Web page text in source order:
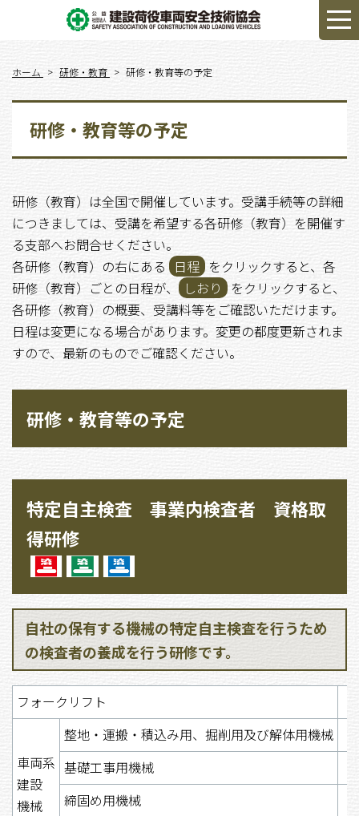
ホーム 研修・教育 研修・教育等の予定
研修・教育等の予定
研修（教育）は全国で開催しています。受講手続等の詳細
につきましては、受講を希望する各研修（教育）を開催す
る支部へお問合せください。
各研修（教育）の右にある
日程 をクリックすると、各
研修（教育）ごとの日程が、
しおり をクリックすると、
各研修（教育）の概要、受講料等をご確認いただけます。
日程は変更になる場合があります。変更の都度更新されま
すので、最新のものでご確認ください。
研修・教育等の予定
特定自主検査 事業内検査者 資格取
得研修
自社の保有する機械の特定自主検査を行うため
の検査者の養成を行う研修です。
フォークリフト
車両系
建設
機械
整地・運搬・積込み用、掘削用及び解体用機械
基礎工事用機械
締固め用機械